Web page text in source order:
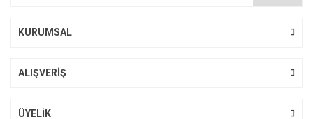
KURUMSAL
ALIŞVERİŞ
ÜYELİK